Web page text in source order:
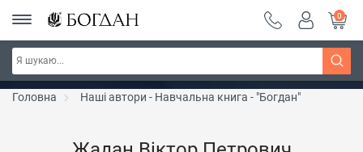
РОЗПРОДАЖ ~ 150 грн ~ 200 грн ~ 250 грн ~
300 грн ~ РОЗПРОДАЖ
Дізнатись більше
0
Головна Наші автори - Навчальна книга - "Богдан"